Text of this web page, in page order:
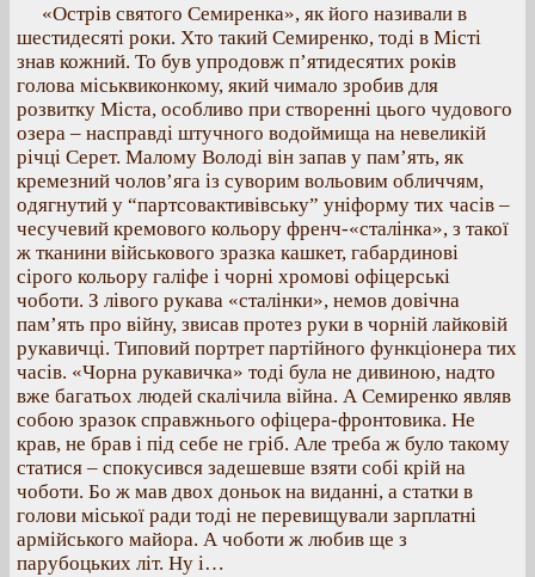
«Острів святого Семиренка», як його називали в
шестидесяті роки. Хто такий Семиренко, тоді в Місті
знав кожний. То був упродовж п’ятидесятих років
голова міськвиконкому, який чимало зробив для
розвитку Міста, особливо при створенні цього чудового
озера – насправді штучного водоймища на невеликій
річці Серет. Малому Володі він запав у пам’ять, як
кремезний чолов’яга із суворим вольовим обличчям,
одягнутий у “партсовактивівську” уніформу тих часів –
чесучевий кремового кольору френч-«сталінка», з такої
ж тканини військового зразка кашкет, габардинові
сірого кольору галіфе і чорні хромові офіцерські
чоботи. З лівого рукава «сталінки», немов довічна
пам’ять про війну, звисав протез руки в чорній лайковій
рукавичці. Типовий портрет партійного функціонера тих
часів. «Чорна рукавичка» тоді була не дивиною, надто
вже багатьох людей скалічила війна. А Семиренко являв
собою зразок справжнього офіцера-фронтовика. Не
крав, не брав і під себе не гріб. Але треба ж було такому
статися – спокусився задешевше взяти собі крій на
чоботи. Бо ж мав двох доньок на виданні, а статки в
голови міської ради тоді не перевищували зарплатні
армійського майора. А чоботи ж любив ще з
парубоцьких літ. Ну і…